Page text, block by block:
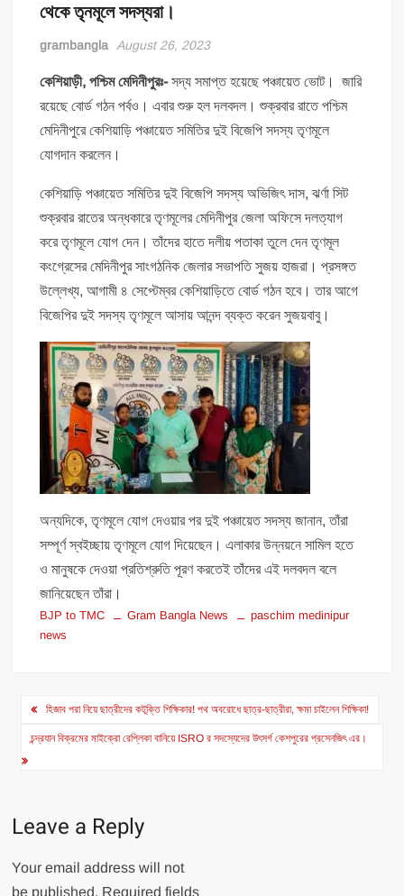
থেকে তৃনমূলে সদস্যরা।
grambangla August 26, 2023
কেশিয়াড়ী, পশ্চিম মেদিনীপুরঃ-সদ্য সমাপ্ত হয়েছে পঞ্চায়েত ভোট। জারি
রয়েছে বোর্ড গঠন পর্বও। এবার শুরু হল দলবদল। শুক্রবার রাতে পশ্চিম
মেদিনীপুরে কেশিয়াড়ি পঞ্চায়েত সমিতির দুই বিজেপি সদস্য তৃণমূলে
যোগদান করলেন।
কেশিয়াড়ি পঞ্চায়েত সমিতির দুই বিজেপি সদস্য অভিজিৎ দাস, ঝর্ণা সিট
শুক্রবার রাতের অন্ধকারে তৃণমূলের মেদিনীপুর জেলা অফিসে দলত্যাগ
করে তৃণমূলে যোগ দেন। তাঁদের হাতে দলীয় পতাকা তুলে দেন তৃণমূল
কংগ্রেসের মেদিনীপুর সাংগঠনিক জেলার সভাপতি সুজয় হাজরা। প্রসঙ্গত
উল্লেখ্য, আগামী ৪ সেপ্টেম্বর কেশিয়াড়িতে বোর্ড গঠন হবে। তার আগে
বিজেপির দুই সদস্য তৃণমূলে আসায় আনন্দ ব্যক্ত করেন সুজয়বাবু।
অন্যদিকে, তৃণমূলে যোগ দেওয়ার পর দুই পঞ্চায়েত সদস্য জানান, তাঁরা
সম্পূর্ণ স্বইচ্ছায় তৃণমূলে যোগ দিয়েছেন। এলাকার উন্নয়নে সামিল হতে
ও মানুষকে দেওয়া প্রতিশ্রুতি পূরণ করতেই তাঁদের এই দলবদল বলে
জানিয়েছেন তাঁরা।
BJP to TMC Gram Bangla News
paschim medinipur
news
Post
navigation
হিজাব পরা নিয়ে ছাত্রীদের কটূক্তি শিক্ষিকার! পথ অবরোধে ছাত্র-ছাত্রীরা, ক্ষমা চাইলেন শিক্ষিকা!
চন্দ্রযান বিক্রমের মাইক্রো রেপ্লিকা বানিয়ে ISRO র সদস্যেদের উৎসর্গ কেশপুরের প্রসেনজিৎ এর।
Leave a Reply
Your email address will not
be published. Required fields